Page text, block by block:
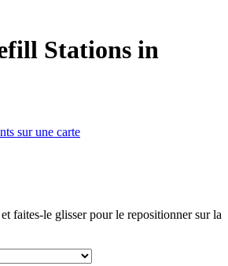
Stations in
sur une carte
faites-le glisser pour le repositionner sur la